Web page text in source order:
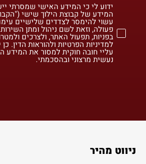
ידוע לי כי המידע האישי שמסרתי
המידע של קבוצת הילוך שישי
עשוי להימסר לצדדים שלישיים
פעולה, וזאת לשם ניהול ומתן
בפניות, תפעול האתר, ולצרכים
למדיניות הפרטיות ולהוראות הדין.
עליי חובה חוקית למסור את המידע
נעשית מרצוני ובהסכמתי.
ניווט מהיר